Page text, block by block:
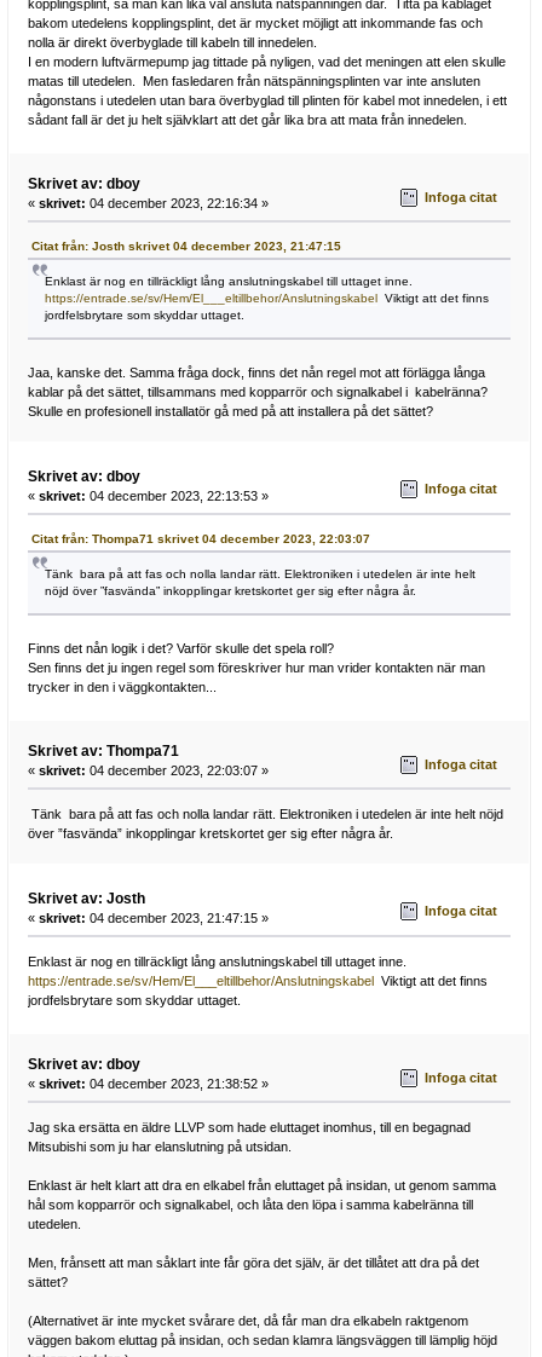
kopplingsplint, så man kan lika väl ansluta nätspänningen där. Titta på kablaget
bakom utedelens kopplingsplint, det är mycket möjligt att inkommande fas och
nolla är direkt överbyglade till kabeln till innedelen.
I en modern luftvärmepump jag tittade på nyligen, vad det meningen att elen skulle
matas till utedelen. Men fasledaren från nätspänningsplinten var inte ansluten
någonstans i utedelen utan bara överbyglad till plinten för kabel mot innedelen, i ett
sådant fall är det ju helt självklart att det går lika bra att mata från innedelen.
Skrivet av: dboy
« skrivet: 04 december 2023, 22:16:34 » Infoga citat
Citat från: Josth skrivet 04 december 2023, 21:47:15
Enklast är nog en tillräckligt lång anslutningskabel till uttaget inne.
https://entrade.se/sv/Hem/El___eltillbehor/AnslutningskabelViktigt att det finns
jordfelsbrytare som skyddar uttaget.
Jaa, kanske det. Samma fråga dock, finns det nån regel mot att förlägga långa
kablar på det sättet, tillsammans med kopparrör och signalkabel i kabelränna?
Skulle en profesionell installatör gå med på att installera på det sättet?
Skrivet av: dboy
« skrivet: 04 december 2023, 22:13:53 » Infoga citat
Citat från: Thompa71 skrivet 04 december 2023, 22:03:07
Tänk bara på att fas och nolla landar rätt. Elektroniken i utedelen är inte helt
nöjd över ”fasvända” inkopplingar kretskortet ger sig efter några år.
Finns det nån logik i det? Varför skulle det spela roll?
Sen finns det ju ingen regel som föreskriver hur man vrider kontakten när man
trycker in den i väggkontakten...
Skrivet av: Thompa71
« skrivet: 04 december 2023, 22:03:07 » Infoga citat
Tänk bara på att fas och nolla landar rätt. Elektroniken i utedelen är inte helt nöjd
över ”fasvända” inkopplingar kretskortet ger sig efter några år.
Skrivet av: Josth
« skrivet: 04 december 2023, 21:47:15 » Infoga citat
Enklast är nog en tillräckligt lång anslutningskabel till uttaget inne.
https://entrade.se/sv/Hem/El___eltillbehor/AnslutningskabelViktigt att det finns
jordfelsbrytare som skyddar uttaget.
Skrivet av: dboy
« skrivet: 04 december 2023, 21:38:52 » Infoga citat
Jag ska ersätta en äldre LLVP som hade eluttaget inomhus, till en begagnad
Mitsubishi som ju har elanslutning på utsidan.
Enklast är helt klart att dra en elkabel från eluttaget på insidan, ut genom samma
hål som kopparrör och signalkabel, och låta den löpa i samma kabelränna till
utedelen.
Men, frånsett att man såklart inte får göra det själv, är det tillåtet att dra på det
sättet?
(Alternativet är inte mycket svårare det, då får man dra elkabeln raktgenom
väggen bakom eluttag på insidan, och sedan klamra längsväggen till lämplig höjd